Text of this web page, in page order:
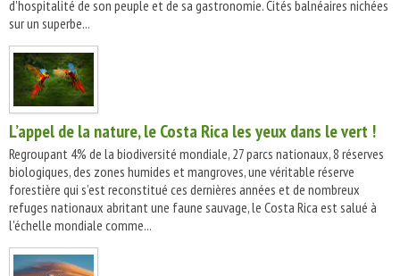
d'hospitalité de son peuple et de sa gastronomie. Cités balnéaires nichées
sur un superbe...
L’appel de la nature, le Costa Rica les yeux dans le vert !
Regroupant 4% de la biodiversité mondiale, 27 parcs nationaux, 8 réserves
biologiques, des zones humides et mangroves, une véritable réserve
forestière qui s’est reconstitué ces dernières années et de nombreux
refuges nationaux abritant une faune sauvage, le Costa Rica est salué à
l'échelle mondiale comme...